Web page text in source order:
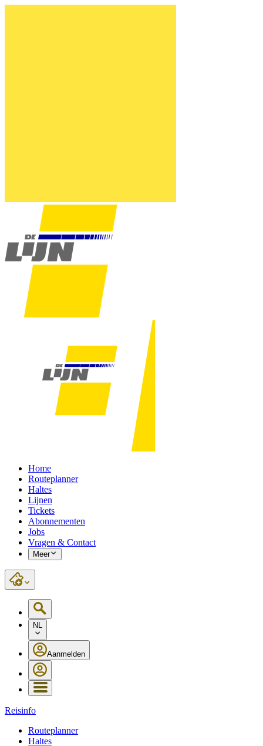
Home
Routeplanner
Haltes
Lijnen
Tickets
Abonnementen
Jobs
Vragen & Contact
Meer
NL
Aanmelden
Reisinfo
Routeplanner
Haltes